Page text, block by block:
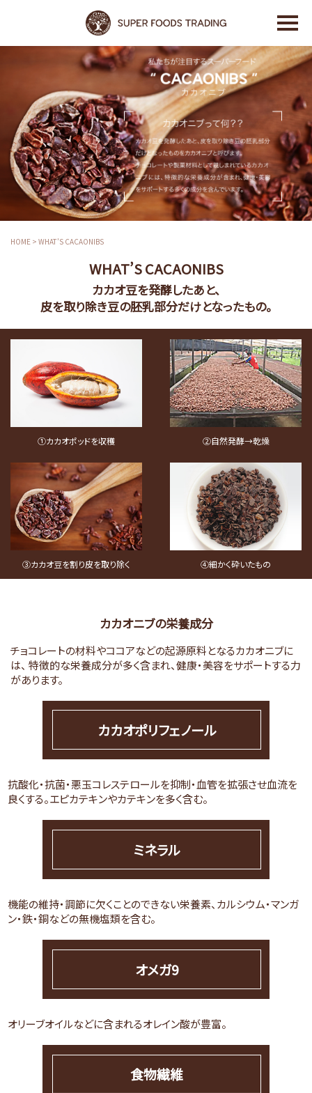
HOME > WHAT’S CACAONIBS
WHAT’S CACAONIBS
カカオ豆を発酵したあと、
皮を取り除き豆の胚乳部分だけとなったもの。
①カカオポッドを収穫 ②自然発酵→乾燥
③カカオ豆を割り皮を取り除く ④細かく砕いたもの
カカオニブの栄養成分
チョコレートの材料やココアなどの起源原料となるカカオニブに
は、 特徴的な栄養成分が多く含まれ、健康・美容をサポートする力
があります。
カカオポリフェノール
抗酸化・抗菌・悪玉コレステロールを抑制・血管を拡張させ血流を
良くする。エピカテキンやカテキンを多く含む。
ミネラル
機能の維持・調節に欠くことのできない栄養素、カルシウム・マンガ
ン・鉄・銅などの無機塩類を含む。
オメガ9
オリーブオイルなどに含まれるオレイン酸が豊富。
食物繊維